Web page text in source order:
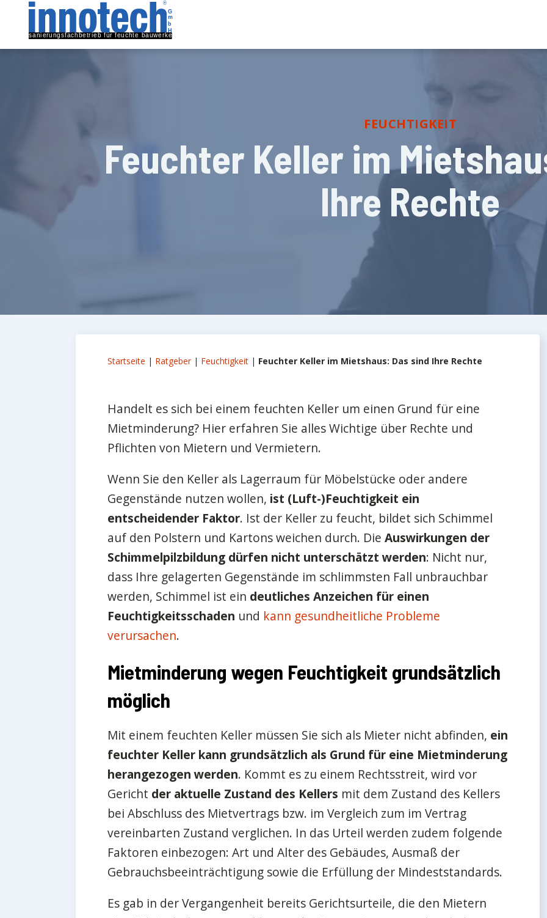
FEUCHTIGKEIT
Feuchter Keller im
Ihre Rechte
Startseite | Ratgeber| Feuchtigkeit | Feuchter Keller im Mietshaus: Das sind Ihre Rechte
Handelt es sich bei einem feuchten Keller um einen Grund für eine
Mietminderung? Hier erfahren Sie alles Wichtige über Rechte und
Pflichten von Mietern und Vermietern.
Wenn Sie den Keller als Lagerraum für Möbelstücke oder andere
Gegenstände nutzen wollen, ist (Luft-)Feuchtigkeit ein
entscheidender Faktor. Ist der Keller zu feucht, bildet sich Schimmel
auf den Polstern und Kartons weichen durch. Die Auswirkungen der
Schimmelpilzbildung dürfen nicht unterschätzt werden: Nicht nur,
dass Ihre gelagerten Gegenstände im schlimmsten Fall unbrauchbar
werden, Schimmel ist ein deutliches Anzeichen für einen
Feuchtigkeitsschaden und kann gesundheitliche Probleme
verursachen.
Mietminderung wegen Feuchtigkeit grundsätzlich
möglich
Mit einem feuchten Keller müssen Sie sich als Mieter nicht abfinden, ein
feuchter Keller kann grundsätzlich als Grund für eine Mietminderung
herangezogen werden. Kommt es zu einem Rechtsstreit, wird vor
Gericht der aktuelle Zustand des Kellers mit dem Zustand des Kellers
bei Abschluss des Mietvertrags bzw. im Vergleich zum im Vertrag
vereinbarten Zustand verglichen. In das Urteil werden zudem folgende
Faktoren einbezogen: Art und Alter des Gebäudes, Ausmaß der
Gebrauchsbeeinträchtigung sowie die Erfüllung der Mindeststandards.
Es gab in der Vergangenheit bereits Gerichtsurteile, die den Mietern